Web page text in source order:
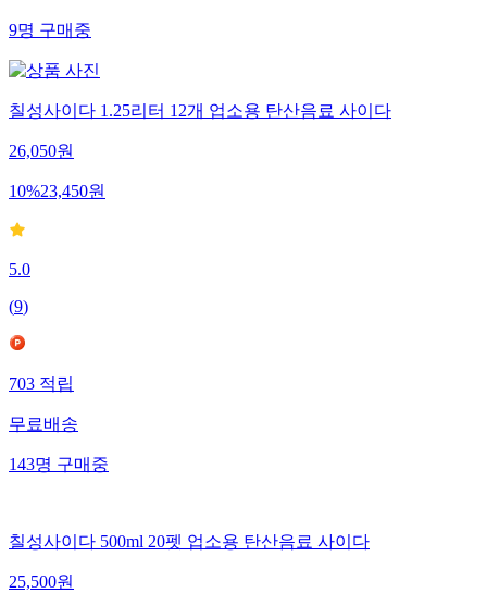
9명 구매중
칠성사이다 1.25리터 12개 업소용 탄산음료 사이다
26,050원
10%23,450원
5.0
(9)
703 적립
무료배송
143명 구매중
칠성사이다 500ml 20펫 업소용 탄산음료 사이다
25,500원